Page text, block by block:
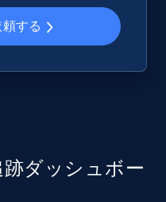
今すぐ始める
Manufacturer,
する
ダッシュボー